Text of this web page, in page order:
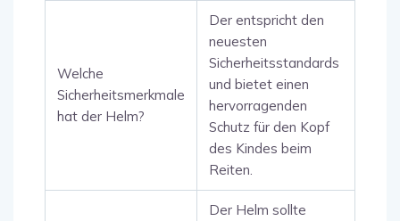
Welche
Sicherheitsmerkmale
hat der Helm?
Der entspricht den
neuesten
Sicherheitsstandards
und bietet einen
hervorragenden
Schutz für den Kopf
des Kindes beim
Reiten.
Der Helm sollte